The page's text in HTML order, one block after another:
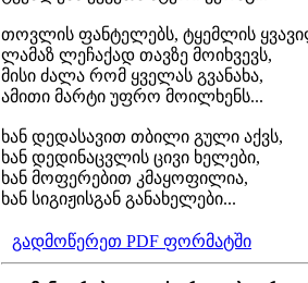
თოვლის ფანტელებს, ტყემლის
ლამაზ ლეჩაქად თავზე მოიხვევს,
მისი ძალა რომ ყველას გვანახა,
ამითი მარტი უფრო მოილხენს...
ხან დედასავით თბილი გული აქვს,
ხან დედინაცვლის ცივი ხელები,
ხან მოფერებით კმაყოფილია,
ხან სიგიჟისგან განახელები...
გადმოწერეთ PDF ფორმატში